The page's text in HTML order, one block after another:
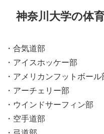
神奈川大学の体
・合気道部
・アイスホッケー部
・アメリカンフットボール
・アーチェリー部
・ウインドサーフィン部
・空手道部